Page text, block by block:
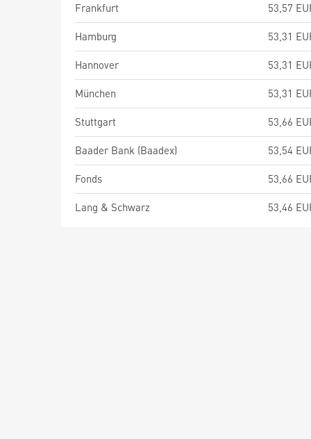
Frankfurt 53,57
Hamburg 53,31
Hannover 53,31
München 53,31
Stuttgart 53,66
Baader Bank (Baadex) 53,54
Fonds 53,66
Lang & Schwarz 53,46